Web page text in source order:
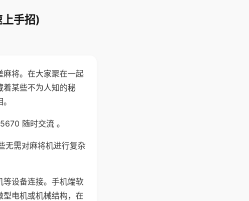
手招)
麻将。在大家聚在一起
着某些不为人知的秘
随时交流 。
无需对麻将机进行复杂
等设备连接。手机端软
电机或机械结构，在